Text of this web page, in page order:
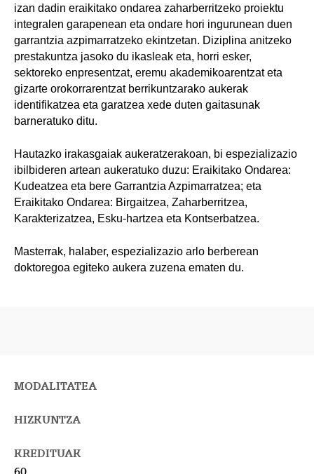
izan dadin eraikitako ondarea zaharberritzeko proiektu
integralen garapenean eta ondare hori ingurunean duen
garrantzia azpimarratzeko ekintzetan. Diziplina anitzeko
prestakuntza jasoko du ikasleak eta, horri esker,
sektoreko enpresentzat, eremu akademikoarentzat eta
gizarte orokorrarentzat berrikuntzarako aukerak
identifikatzea eta garatzea xede duten gaitasunak
barneratuko ditu.
Hautazko irakasgaiak aukeratzerakoan, bi espezializazio
ibilbideren artean aukeratuko duzu: Eraikitako Ondarea:
Kudeatzea eta bere Garrantzia Azpimarratzea; eta
Eraikitako Ondarea: Birgaitzea, Zaharberritzea,
Karakterizatzea, Esku-hartzea eta Kontserbatzea.
Masterrak, halaber, espezializazio arlo berberean
doktoregoa egiteko aukera zuzena ematen du.
MODALITATEA
HIZKUNTZA
KREDITUAK